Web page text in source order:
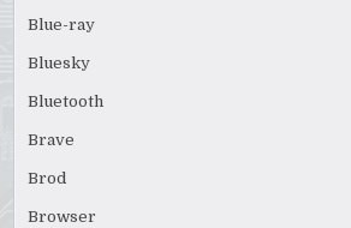
Blue-ray
Bluesky
Bluetooth
Brave
Brod
Browser